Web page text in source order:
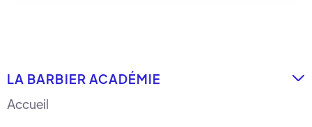
LA BARBIER ACADÉMIE 
Accueil